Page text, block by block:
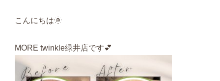
こんにちは🌞
MORE twinkle緑井店です💕